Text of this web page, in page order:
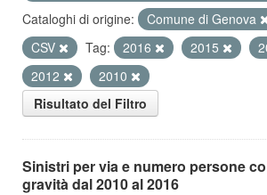
Cataloghi di origine:
Comune di Genova
CSV
Tag: 2016 2015
2012
2010
Risultato del Filtro
Sinistri per via e numero persone
gravità dal 2010 al 2016